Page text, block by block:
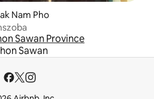
Nam Pho
Sawan Province
Sawan